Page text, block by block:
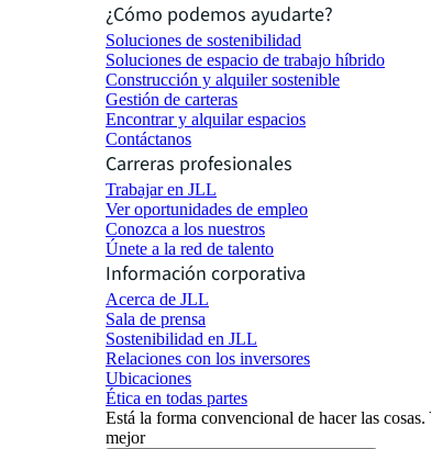
¿Cómo podemos ayudarte?
Soluciones de sostenibilidad
Soluciones de espacio de trabajo híbrido
Construcción y alquiler sostenible
Gestión de carteras
Encontrar y alquilar espacios
Contáctanos
Carreras profesionales
Trabajar en JLL
Ver oportunidades de empleo
Conozca a los nuestros
Únete a la red de talento
Información corporativa
Acerca de JLL
Sala de prensa
Sostenibilidad en JLL
Relaciones con los inversores
Ubicaciones
Ética en todas partes
Está la forma convencional de hacer las
mejor